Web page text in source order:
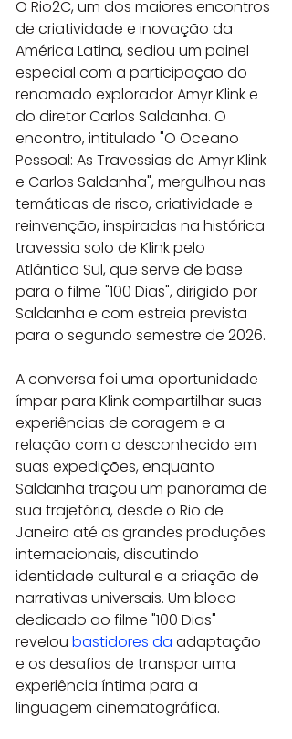
O Rio2C, um dos maiores encontros
de criatividade e inovação da
América Latina, sediou um painel
especial com a participação do
renomado explorador Amyr Klink e
do diretor Carlos Saldanha. O
encontro, intitulado "O Oceano
Pessoal: As Travessias de Amyr Klink
e Carlos Saldanha", mergulhou nas
temáticas de risco, criatividade e
reinvenção, inspiradas na histórica
travessia solo de Klink pelo
Atlântico Sul, que serve de base
para o filme "100 Dias", dirigido por
Saldanha e com estreia prevista
para o segundo semestre de 2026.
A conversa foi uma oportunidade
ímpar para Klink compartilhar suas
experiências de coragem e a
relação com o desconhecido em
suas expedições, enquanto
Saldanha traçou um panorama de
sua trajetória, desde o Rio de
Janeiro até as grandes produções
internacionais, discutindo
identidade cultural e a criação de
narrativas universais. Um bloco
dedicado ao filme "100 Dias"
revelou bastidores da adaptação
e os desafios de transpor uma
experiência íntima para a
linguagem cinematográfica.